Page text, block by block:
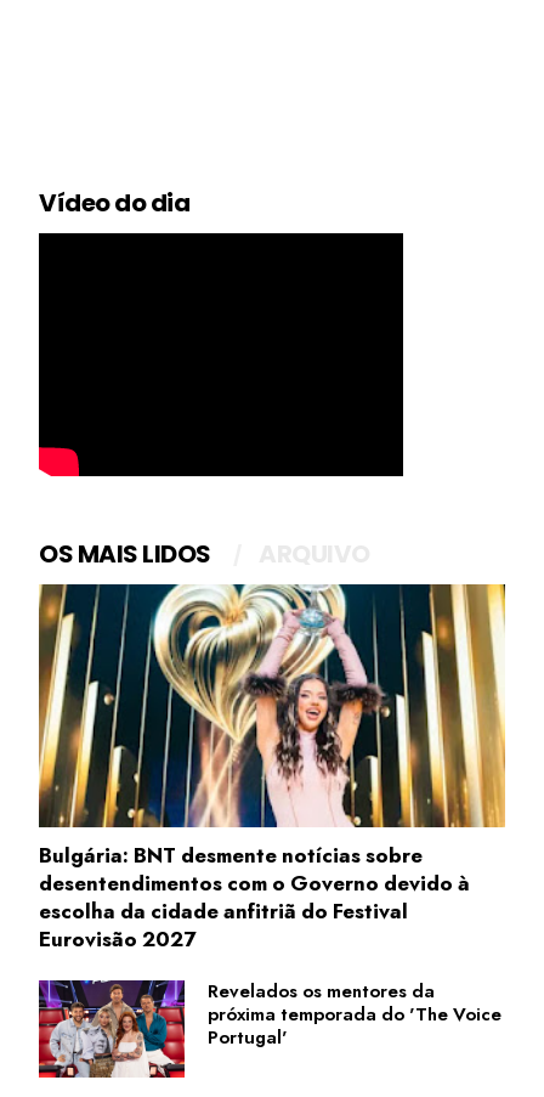
Vídeo do dia
OS MAIS LIDOS
Bulgária: BNT desmente notícias sobre
desentendimentos com o Governo devido à
escolha da cidade anfitriã do Festival
Eurovisão 2027
Revelados os mentores da
próxima temporada do 'The Voice
Portugal'